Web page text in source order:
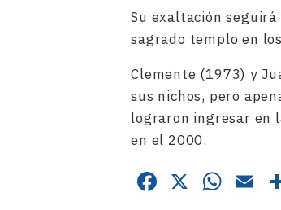
Su exaltación
sagrado templo en
Clemente (1973) y
sus nichos, pero
lograron ingresar en
en el 2000.
Facebook
X